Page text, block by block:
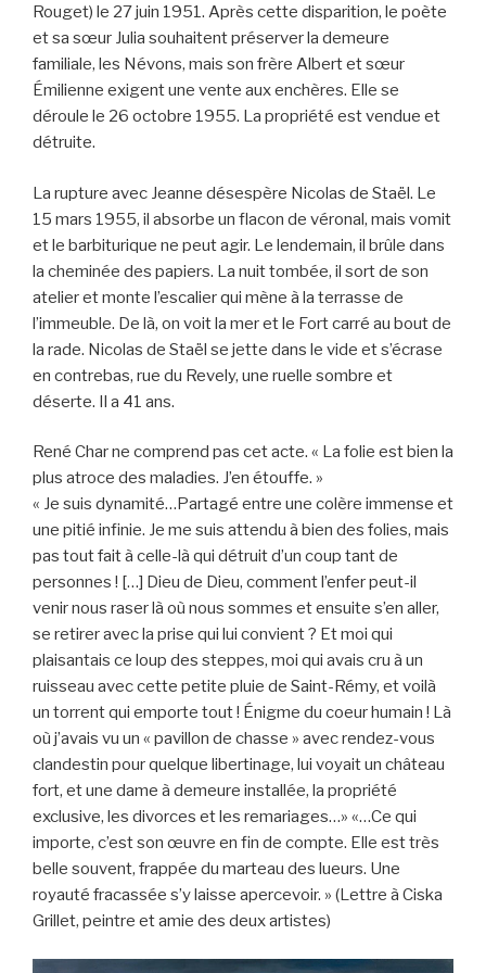
Rouget) le 27 juin 1951. Après cette disparition, le poète
et sa sœur Julia souhaitent préserver la demeure
familiale, les Névons, mais son frère Albert et sœur
Émilienne exigent une vente aux enchères. Elle se
déroule le 26 octobre 1955. La propriété est vendue et
détruite.
La rupture avec Jeanne désespère Nicolas de Staël. Le
15 mars 1955, il absorbe un flacon de véronal, mais vomit
et le barbiturique ne peut agir. Le lendemain, il brûle dans
la cheminée des papiers. La nuit tombée, il sort de son
atelier et monte l’escalier qui mène à la terrasse de
l’immeuble. De là, on voit la mer et le Fort carré au bout de
la rade. Nicolas de Staël se jette dans le vide et s’écrase
en contrebas, rue du Revely, une ruelle sombre et
déserte. Il a 41 ans.
René Char ne comprend pas cet acte. « La folie est bien la
plus atroce des maladies. J’en étouffe. »
« Je suis dynamité…Partagé entre une colère immense et
une pitié infinie. Je me suis attendu à bien des folies, mais
pas tout fait à celle-là qui détruit d’un coup tant de
personnes ! […] Dieu de Dieu, comment l’enfer peut-il
venir nous raser là où nous sommes et ensuite s’en aller,
se retirer avec la prise qui lui convient ? Et moi qui
plaisantais ce loup des steppes, moi qui avais cru à un
ruisseau avec cette petite pluie de Saint-Rémy, et voilà
un torrent qui emporte tout ! Énigme du coeur humain ! Là
où j’avais vu un « pavillon de chasse » avec rendez-vous
clandestin pour quelque libertinage, lui voyait un château
fort, et une dame à demeure installée, la propriété
exclusive, les divorces et les remariages…» «…Ce qui
importe, c’est son œuvre en fin de compte. Elle est très
belle souvent, frappée du marteau des lueurs. Une
royauté fracassée s’y laisse apercevoir. » (Lettre à Ciska
Grillet, peintre et amie des deux artistes)